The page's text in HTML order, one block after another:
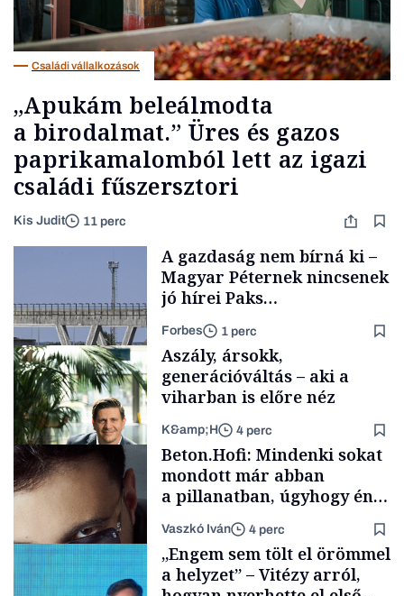
Családi vállalkozások
„Apukám beleálmodta
a birodalmat.” Üres és gazos
paprikamalomból lett az igazi
családi fűszersztori
Kis Judit 11 perc
Energia
A gazdaság nem bírná ki –
Magyar Péternek nincsenek
jó hírei Paks
újraindításáról
Forbes 1 perc
TÁMOGATÓI
TARTALOM
Aszály, ársokk,
generációváltás – aki a
viharban is előre néz
K&amp;H 4 perc
Beton.Hofi: Mindenki sokat
mondott már abban
a pillanatban, úgyhogy én
a legsarkosabb
gondolataimat akartam
kimondani
Vaszkó Iván 4 perc
„Engem sem tölt el örömmel
a helyzet” – Vitézy arról,